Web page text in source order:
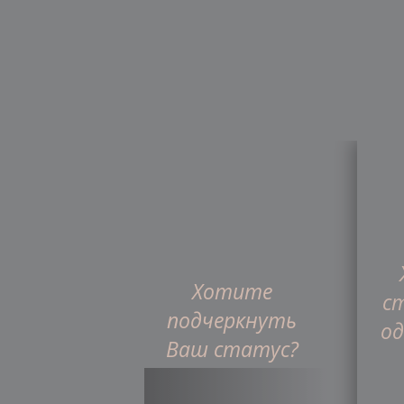
Хотите
подчеркнуть
Ваш статус?
Главная
Франшиза